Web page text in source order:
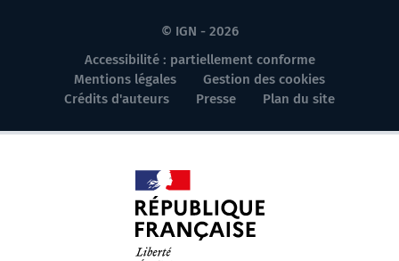
© IGN - 2026
Accessibilité : partiellement conforme
Mentions légales
Gestion des cookies
Crédits d'auteurs
Presse Plan du site